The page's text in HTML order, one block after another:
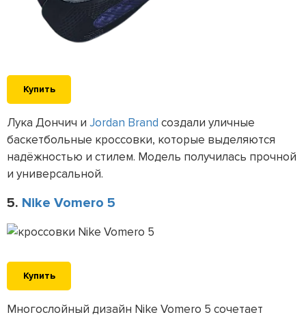
Купить
Лука Дончич и Jordan Brand создали уличные
баскетбольные кроссовки, которые выделяются
надёжностью и стилем. Модель получилась прочной
и универсальной.
5. Nike Vomero 5
Купить
Многослойный дизайн Nike Vomero 5 сочетает